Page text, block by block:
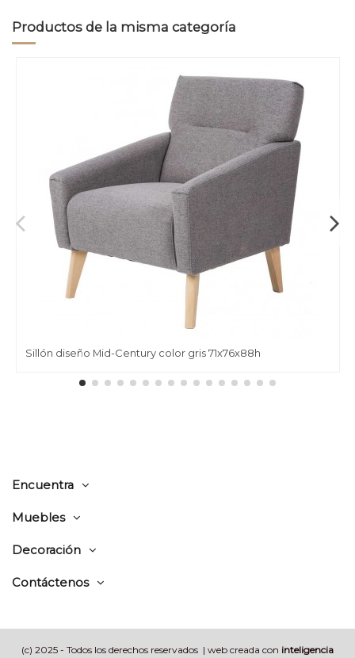
Productos de la misma categoría
Sillón diseño Mid-Century color gris 71x76x88h
Encuentra
Muebles
Decoración
Contáctenos
(c) 2025 - Todos los derechos reservados | web creada con inteligencia